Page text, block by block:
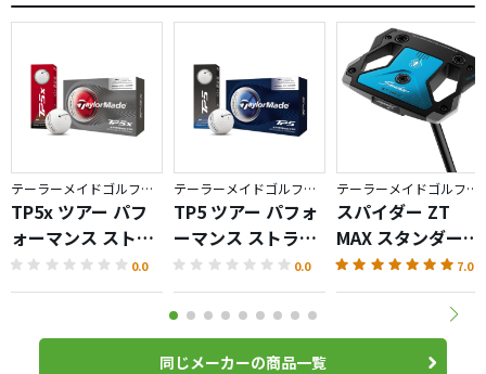
テーラーメイドゴルフ／TP5
TP5x ツアー パフ
ォーマンス ストラ
イプ ボール
0.0
テーラーメイドゴルフ／TP5
TP5 ツアー パフォ
ーマンス ストライ
プ ボール
0.0
テーラーメイドゴルフ／Spider ZT
スパイダー ZT
MAX スタンダード
パター
7.0
同じメーカーの商品一覧